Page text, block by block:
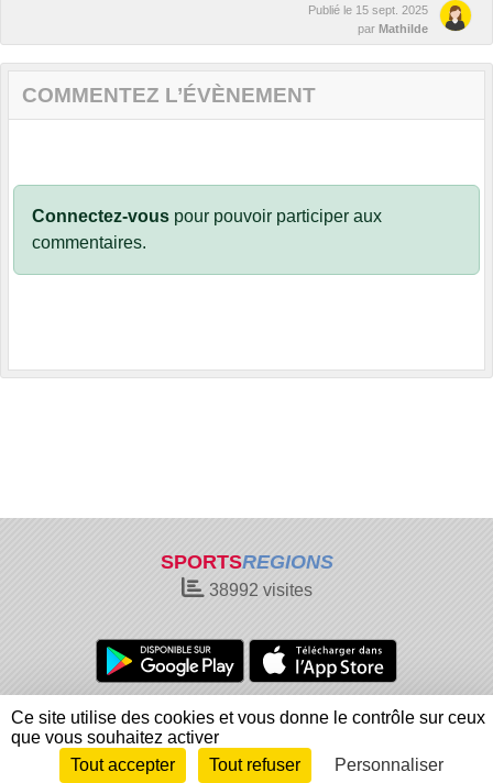
Publié le 15 sept. 2025
par Mathilde
COMMENTEZ L’ÉVÈNEMENT
Connectez-vous pour pouvoir participer aux
commentaires.
SPORTSREGIONS
38992 visites
Charte cookies
Gestion des cookies
Informations légales
Signaler un contenu inapproprié
Envie de participer ?
Connexion
Ce site utilise des cookies et vous donne le contrôle sur ceux
que vous souhaitez activer
Tout accepter
Tout refuser Personnaliser